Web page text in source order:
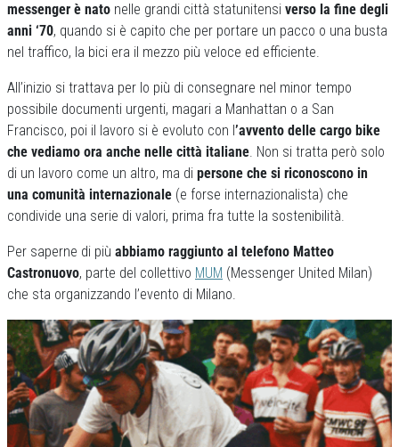
messenger è nato nelle grandi città statunitensi verso la fine degli
anni ‘70, quando si è capito che per portare un pacco o una busta
nel traffico, la bici era il mezzo più veloce ed efficiente.
All’inizio si trattava per lo più di consegnare nel minor tempo
possibile documenti urgenti, magari a Manhattan o a San
Francisco, poi il lavoro si è evoluto con l’avvento delle cargo bike
che vediamo ora anche nelle città italiane. Non si tratta però solo
di un lavoro come un altro, ma di persone che si riconoscono in
una comunità internazionale (e forse internazionalista) che
condivide una serie di valori, prima fra tutte la sostenibilità.
Per saperne di più abbiamo raggiunto al telefono Matteo
Castronuovo, parte del collettivo MUM (Messenger United Milan)
che sta organizzando l’evento di Milano.